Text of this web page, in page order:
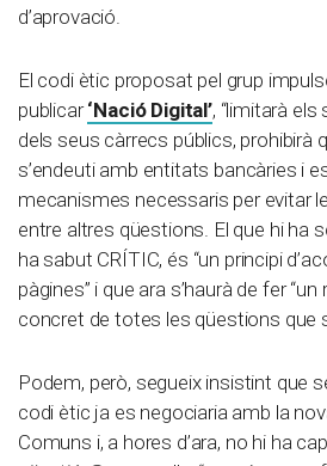
d’aprovació.
El codi ètic proposat pel grup
publicar‘Nació Digital’, “limitarà
dels seus càrrecs públics, prohibirà
s’endeuti amb entitats bancàries i
mecanismes necessaris per evitar
entre altres qüestions. El que hi ha
ha sabut CRÍTIC, és “un principi
pàgines” i que ara s’haurà de fer
concret de totes les qüestions que
Podem, però, segueix insistint que
codi ètic ja es negociaria amb la
Comuns i, a hores d’ara, no hi ha